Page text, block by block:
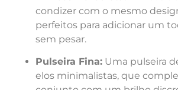
condizer com o mesmo
perfeitos para adicionar um
sem pesar.
Pulseira Fina: Uma pulseira
elos minimalistas, que